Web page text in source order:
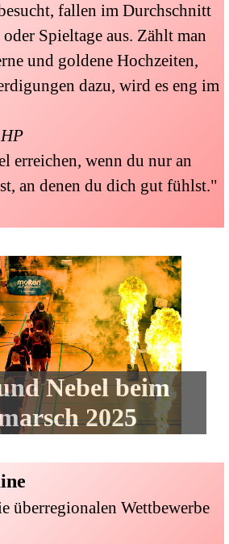
fallen im Durchschnitt
Spieltage aus. Zählt man
und goldene Hochzeiten,
dazu, wird es eng im
erreichen, wenn du nur an
an denen du dich gut fühlst."
Nebel beim
2025
überregionalen Wettbewerbe